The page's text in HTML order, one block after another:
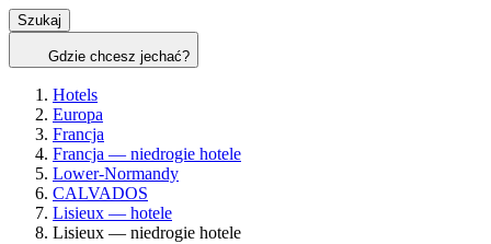
Szukaj
Gdzie chcesz jechać?
Hotels
Europa
Francja
Francja — niedrogie hotele
Lower-Normandy
CALVADOS
Lisieux — hotele
Lisieux — niedrogie hotele